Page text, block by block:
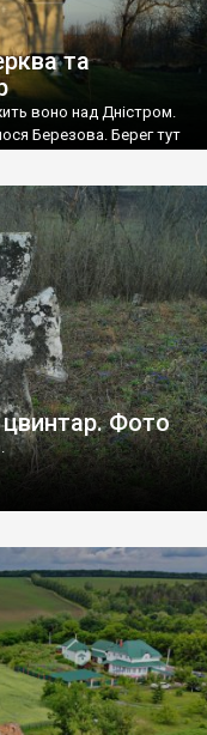
та
воно над Дністром.
Березова. Берег тут
більшості навколишніх
церква. Точної дати […]
цвинтар. Фото